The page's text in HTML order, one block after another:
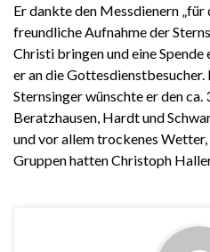
Er dankte den Messdienern „für
freundliche Aufnahme der
Christi bringen und eine Spende
er an die Gottesdienstbesucher.
Sternsinger wünschte er den ca.
Beratzhausen, Hardt und
und vor allem trockenes
Gruppen hatten Christoph